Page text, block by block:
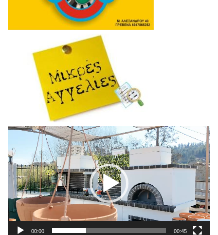
Πρόγραμμα
Αναπαραγωγής
Βίντεο
00:00 00:45